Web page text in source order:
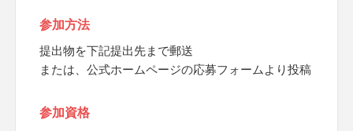
参加方法
提出物を下記提出先まで郵送
または、公式ホームページの応募フォームより投稿
参加資格